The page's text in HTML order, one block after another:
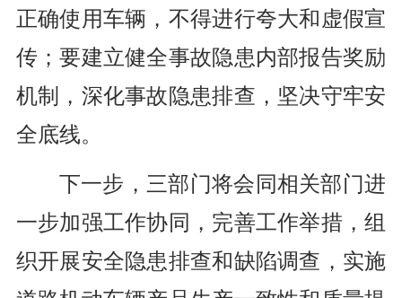
正确使用车辆，不得进行夸大和虚假宣
传；要建立健全事故隐患内部报告奖励
机制，深化事故隐患排查，坚决守牢安
全底线。
下一步，三部门将会同相关部门进
一步加强工作协同，完善工作举措，组
织开展安全隐患排查和缺陷调查，实施